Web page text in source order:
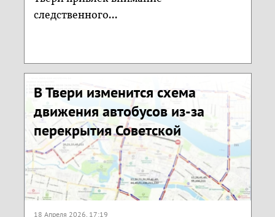
следственного...
В Твери изменится схема
движения автобусов из-за
перекрытия Советской
18 Апреля 2026, 17:19